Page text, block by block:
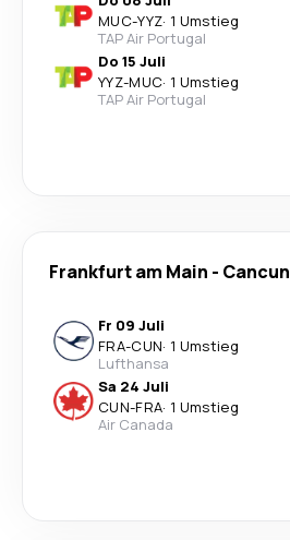
MUC-YYZ· 1 Umstieg
TAP Air Portugal
Do 15 Juli
YYZ-MUC· 1 Umstieg
TAP Air Portugal
Frankfurt am Main - Cancun
Fr 09 Juli
FRA-CUN· 1 Umstieg
Lufthansa
Sa 24 Juli
CUN-FRA· 1 Umstieg
Air Canada